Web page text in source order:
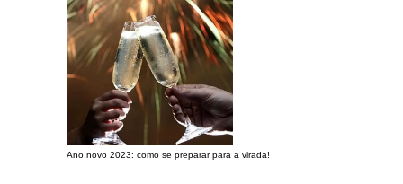
Ano novo 2023: como se preparar para a virada!